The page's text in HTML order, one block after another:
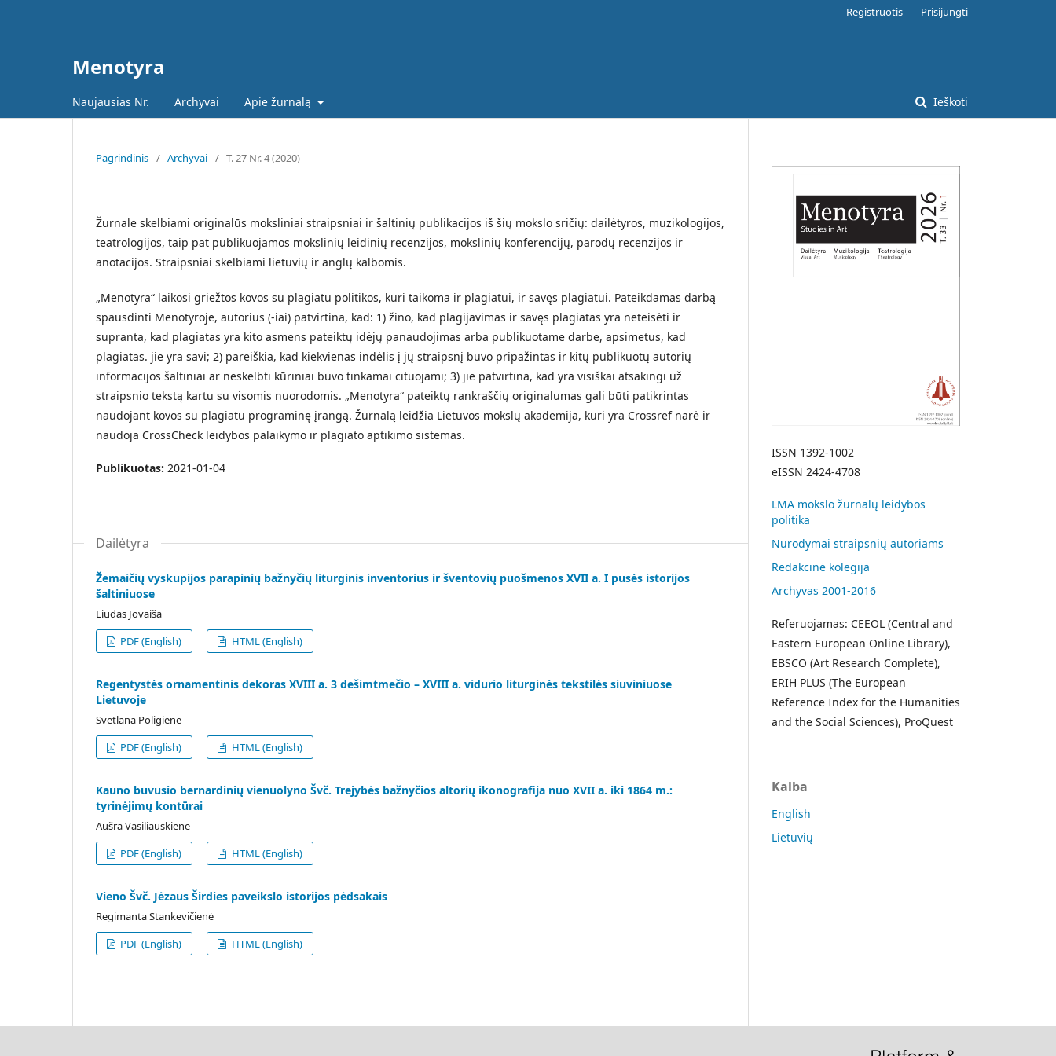
Menotyra
Naujausias Nr. Archyvai Apie žurnalą Ieškoti
Registruotis Prisijungti
Pagrindinis / Archyvai / T. 27 Nr. 4 (2020)
Žurnale skelbiami originalūs moksliniai straipsniai ir šaltinių publikacijos iš šių mokslo sričių: dailėtyros, muzikologijos,
teatrologijos, taip pat publikuojamos mokslinių leidinių recenzijos, mokslinių konferencijų, parodų recenzijos ir
anotacijos. Straipsniai skelbiami lietuvių ir anglų kalbomis.
„Menotyra“ laikosi griežtos kovos su plagiatu politikos, kuri taikoma ir plagiatui, ir savęs plagiatui. Pateikdamas darbą
spausdinti Menotyroje, autorius (-iai) patvirtina, kad: 1) žino, kad plagijavimas ir savęs plagiatas yra neteisėti ir
supranta, kad plagiatas yra kito asmens pateiktų idėjų panaudojimas arba publikuotame darbe, apsimetus, kad
plagiatas. jie yra savi; 2) pareiškia, kad kiekvienas indėlis į jų straipsnį buvo pripažintas ir kitų publikuotų autorių
informacijos šaltiniai ar neskelbti kūriniai buvo tinkamai cituojami; 3) jie patvirtina, kad yra visiškai atsakingi už
straipsnio tekstą kartu su visomis nuorodomis. „Menotyra“ pateiktų rankraščių originalumas gali būti patikrintas
naudojant kovos su plagiatu programinę įrangą. Žurnalą leidžia Lietuvos mokslų akademija, kuri yra Crossref narė ir
naudoja CrossCheck leidybos palaikymo ir plagiato aptikimo sistemas.
Publikuotas: 2021-01-04
Dailėtyra
Žemaičių vyskupijos parapinių bažnyčių liturginis inventorius ir šventovių puošmenos XVII a. I pusės istorijos
šaltiniuose
Liudas Jovaiša
PDF (English)
HTML (English)
Regentystės ornamentinis dekoras XVIII a. 3 dešimtmečio – XVIII a. vidurio liturginės tekstilės siuviniuose
Lietuvoje
Svetlana Poligienė
PDF (English)
HTML (English)
Kauno buvusio bernardinių vienuolyno Švč. Trejybės bažnyčios altorių ikonografija nuo XVII a. iki 1864 m.:
tyrinėjimų kontūrai
Aušra Vasiliauskienė
PDF (English)
HTML (English)
Vieno Švč. Jėzaus Širdies paveikslo istorijos pėdsakais
Regimanta Stankevičienė
PDF (English)
HTML (English)
ISSN 1392-1002
eISSN 2424-4708
LMA mokslo žurnalų leidybos
politika
Nurodymai straipsnių autoriams
Redakcinė kolegija
Archyvas 2001-2016
Referuojamas: CEEOL (Central and
Eastern European Online Library),
EBSCO (Art Research Complete),
ERIH PLUS (The European
Reference Index for the Humanities
and the Social Sciences), ProQuest
Kalba
English
Lietuvių